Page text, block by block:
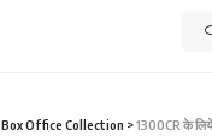
Box Office Collection >1300CR के लिये चुनी